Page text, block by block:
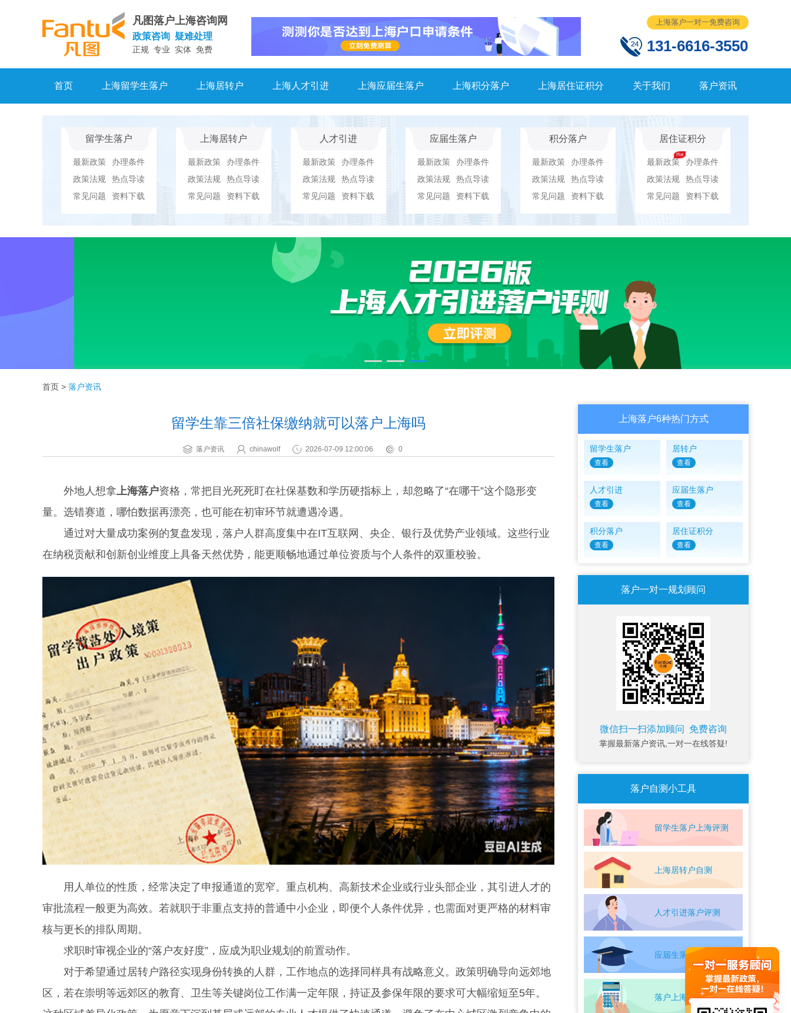
凡图落户上海咨询网
政策咨询 疑难处理
正规 专业 实体 免费
上海落户一对一免费咨询
131-6616-3550
首页 上海留学生落户 上海居转户 上海人才引进 上海应届生落户 上海积分落户 上海居住证积分 关于我们 落户资讯
留学生落户
最新政策
办理条件
政策法规
热点导读
常见问题
资料下载
上海居转户
最新政策
办理条件
政策法规
热点导读
常见问题
资料下载
人才引进
最新政策
办理条件
政策法规
热点导读
常见问题
资料下载
应届生落户
最新政策
办理条件
政策法规
热点导读
常见问题
资料下载
积分落户
最新政策
办理条件
政策法规
热点导读
常见问题
资料下载
居住证积分
最新政策
办理条件
政策法规
热点导读
常见问题
资料下载
首页 > 落户资讯
留学生靠三倍社保缴纳就可以落户上海吗
落户资讯 chinawolf 2026-07-09 12:00:06 0
外地人想拿上海落户资格，常把目光死死盯在社保基数和学历硬指标上，却忽略了“在哪干”这个隐形变
量。选错赛道，哪怕数据再漂亮，也可能在初审环节就遭遇冷遇。
通过对大量成功案例的复盘发现，落户人群高度集中在IT互联网、央企、银行及优势产业领域。这些行业
在纳税贡献和创新创业维度上具备天然优势，能更顺畅地通过单位资质与个人条件的双重校验。
用人单位的性质，经常决定了申报通道的宽窄。重点机构、高新技术企业或行业头部企业，其引进人才的
审批流程一般更为高效。若就职于非重点支持的普通中小企业，即便个人条件优异，也需面对更严格的材料审
核与更长的排队周期。
求职时审视企业的“落户友好度”，应成为职业规划的前置动作。
对于希望通过居转户路径实现身份转换的人群，工作地点的选择同样具有战略意义。政策明确导向远郊地
区，若在崇明等远郊区的教育、卫生等关键岗位工作满一定年限，持证及参保年限的要求可大幅缩短至5年。
上海落户6种热门方式
留学生落户
查看
居转户
查看
人才引进
查看
应届生落户
查看
积分落户
查看
居住证积分
查看
落户一对一规划顾问
微信扫一扫添加顾问 免费咨询
掌握最新落户资讯,一对一在线答疑!
落户自测小工具
留学生落户上海评测
上海居转户自测
人才引进落户评测
应届生落户上海自测
落户上海条件自测